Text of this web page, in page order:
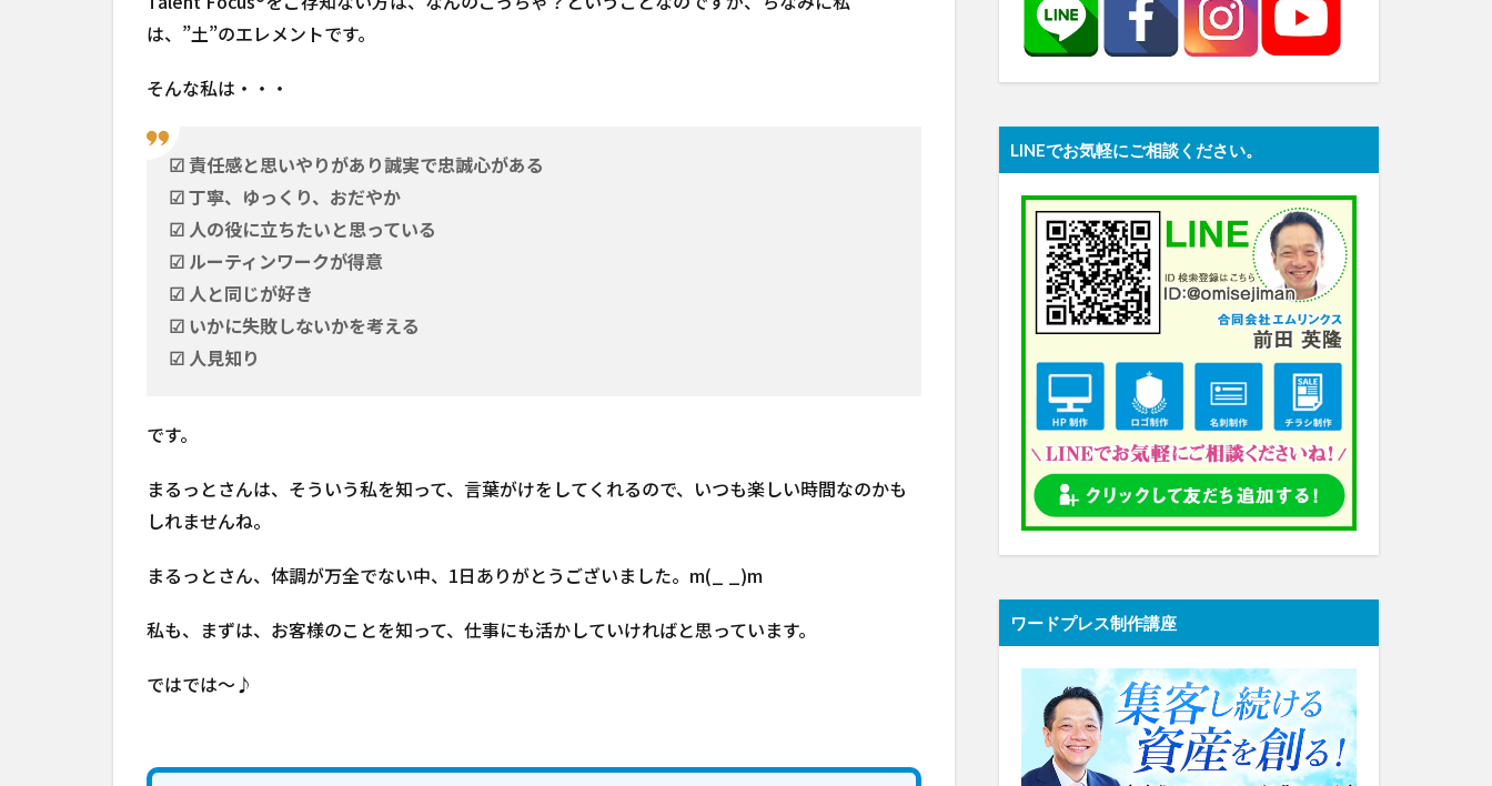
は、”土”のエレメントです。
そんな私は・・・
☑ 責任感と思いやりがあり誠実で忠誠心がある
☑ 丁寧、ゆっくり、おだやか
☑ 人の役に立ちたいと思っている
☑ ルーティンワークが得意
☑ 人と同じが好き
☑ いかに失敗しないかを考える
☑ 人見知り
です。
まるっとさんは、そういう私を知って、言葉がけをしてくれるので、いつも楽しい時間なのかも
しれませんね。
まるっとさん、体調が万全でない中、1日ありがとうございました。m(_ _)m
私も、まずは、お客様のことを知って、仕事にも活かしていければと思っています。
ではでは～♪
LINEでお気軽にご相談ください。
ワードプレス制作講座